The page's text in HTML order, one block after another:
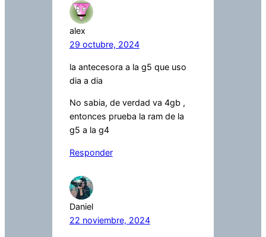
alex
29 octubre, 2024
la antecesora a la g5 que uso
dia a dia
No sabia, de verdad va 4gb ,
entonces prueba la ram de la
g5 a la g4
Responder
Daniel
22 noviembre, 2024